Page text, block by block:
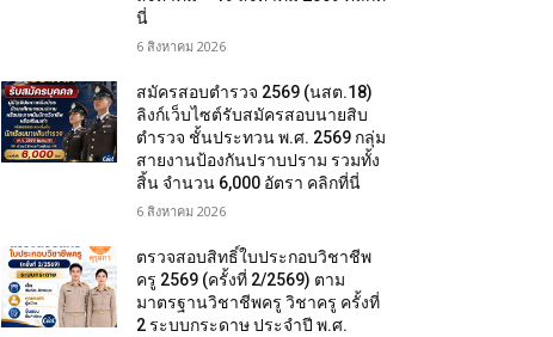
นี่
6 สิงหาคม 2026
สมัครสอบตํารวจ 2569 (นสต.18)
ลิงก์เว็บไซต์รับสมัครสอบนายสิบ
ตำรวจ ชั้นประทวน พ.ศ. 2569 กลุ่ม
สายงานป้องกันปราบปราม รวมทั้ง
สิ้น จำนวน 6,000 อัตรา คลิกที่นี่
6 สิงหาคม 2026
ตรวจสอบสิทธิ์ใบประกอบวิชาชีพ
ครู 2569 (ครั้งที่ 2/2569) ตาม
มาตรฐานวิชาชีพครู วิชาครู ครั้งที่
2 ระบบกระดาษ ประจำปี พ.ศ.